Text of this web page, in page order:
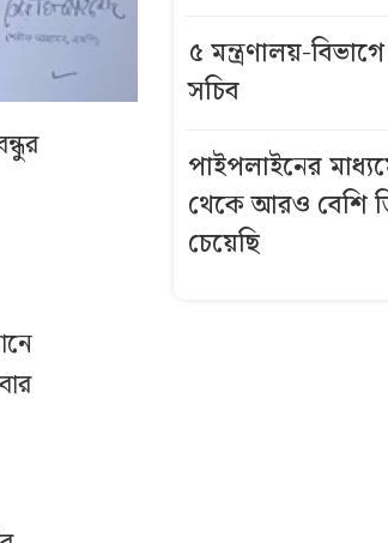
৫ মন্ত্রণালয়-
সচিব
পাইপলাইনের
থেকে আরও বেশি
চেয়েছি